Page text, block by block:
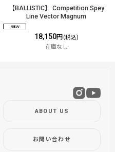
【BALLISTIC】 Competition Spey
Line Vector Magnum
18,150円 (税込)
在庫なし
ABOUT US
お問い合わせ